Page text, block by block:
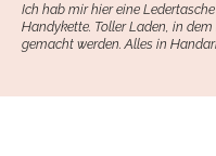
Ich hab mir hier eine
Handykette. Toller Laden, in
gemacht werden. Alles in